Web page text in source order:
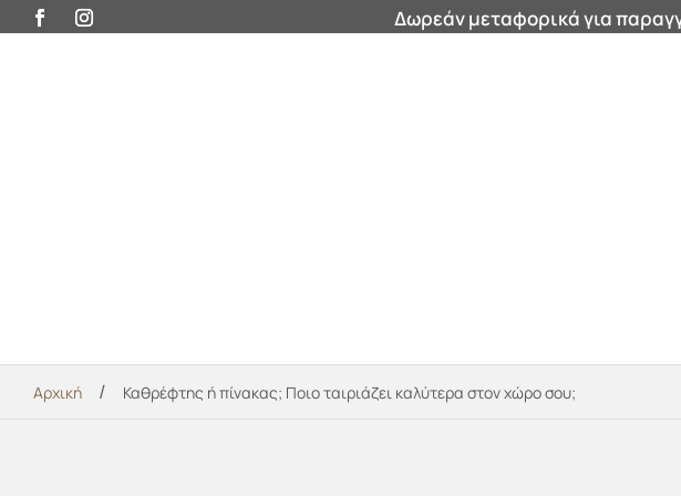
Δωρεάν μεταφορικά για
Αρχική / Καθρέφτης ή πίνακας; Ποιο ταιριάζει καλύτερα στον χώρο σου;